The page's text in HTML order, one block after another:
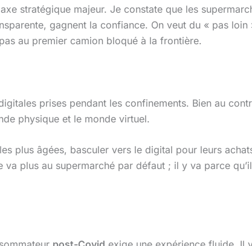
stratégique majeur. Je constate que les
gagnent la confiance. On veut du « pas loin
au premier camion bloqué à la frontière.
prises pendant les confinements. Bien au
physique et le monde virtuel.
plus âgées, basculer vers le digital pour leurs
plus au supermarché par défaut ; il y va parce